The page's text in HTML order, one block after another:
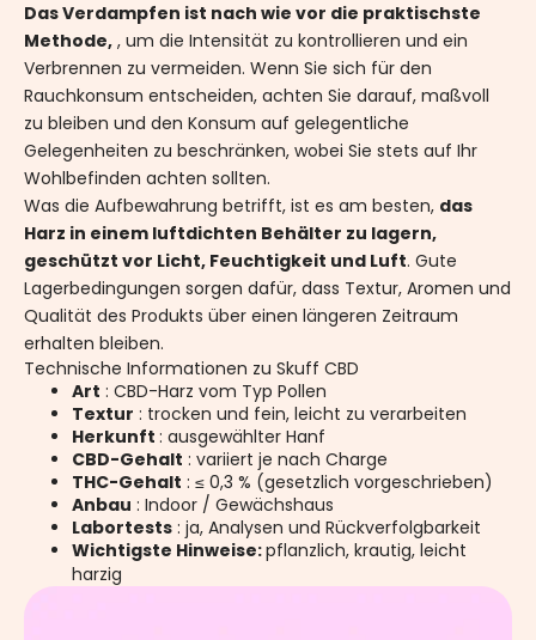
Das Verdampfen ist nach wie vor die praktischste
Methode, , um die Intensität zu kontrollieren und ein
Verbrennen zu vermeiden. Wenn Sie sich für den
Rauchkonsum entscheiden, achten Sie darauf, maßvoll
zu bleiben und den Konsum auf gelegentliche
Gelegenheiten zu beschränken, wobei Sie stets auf Ihr
Wohlbefinden achten sollten.
Was die Aufbewahrung betrifft, ist es am besten, das
Harz in einem luftdichten Behälter zu lagern,
geschützt vor Licht, Feuchtigkeit und Luft. Gute
Lagerbedingungen sorgen dafür, dass Textur, Aromen und
Qualität des Produkts über einen längeren Zeitraum
erhalten bleiben.
Technische Informationen zu Skuff CBD
Art : CBD-Harz vom Typ Pollen
Textur : trocken und fein, leicht zu verarbeiten
Herkunft : ausgewählter Hanf
CBD-Gehalt : variiert je nach Charge
THC-Gehalt : ≤ 0,3 % (gesetzlich vorgeschrieben)
Anbau : Indoor / Gewächshaus
Labortests : ja, Analysen und Rückverfolgbarkeit
Wichtigste Hinweise:pflanzlich, krautig, leicht
harzig